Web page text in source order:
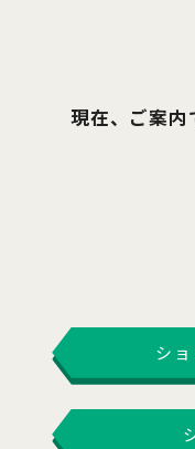
現在、ご案内
シ